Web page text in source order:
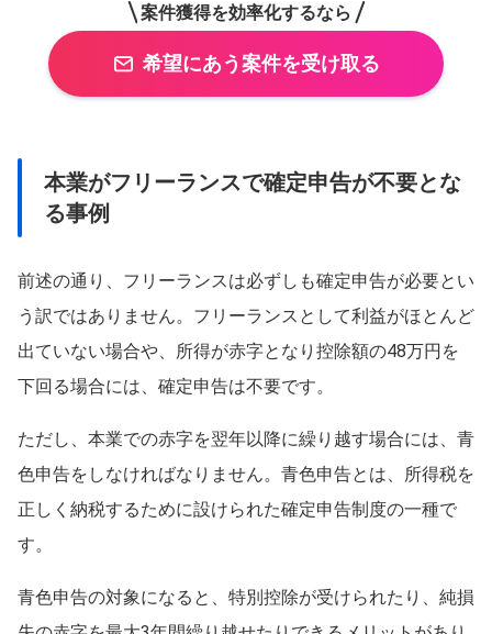
案件獲得を効率化するなら
希望にあう案件を受け取る
本業がフリーランスで確定申告が不要とな
る事例
前述の通り、フリーランスは必ずしも確定申告が必要とい
う訳ではありません。フリーランスとして利益がほとんど
出ていない場合や、所得が赤字となり控除額の48万円を
下回る場合には、確定申告は不要です。
ただし、本業での赤字を翌年以降に繰り越す場合には、青
色申告をしなければなりません。青色申告とは、所得税を
正しく納税するために設けられた確定申告制度の一種で
す。
青色申告の対象になると、特別控除が受けられたり、純損